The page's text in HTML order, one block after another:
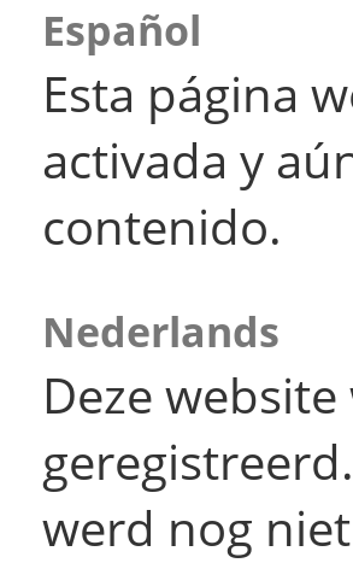
Español
Esta página
activada y
contenido.
Nederlands
Deze
werd nog